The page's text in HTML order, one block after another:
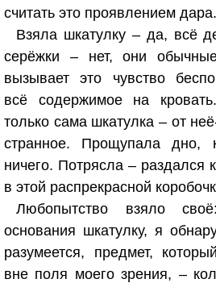
считать это проявлением дара.
Взяла шкатулку – да, всё
серёжки – нет, они
вызывает это чувство
всё содержимое на
только сама шкатулка – от
странное. Прощупала дно,
ничего. Потрясла – раздался
в этой распрекрасной
Любопытство взяло
основания шкатулку, я
разумеется, предмет,
вне поля моего зрения, –